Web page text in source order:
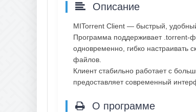
Описание
MITorrent Client — быстрый,
Программа поддерживает .torrent-
одновременно, гибко настраивать
файлов.
Клиент стабильно работает с
предоставляет современный
О программе